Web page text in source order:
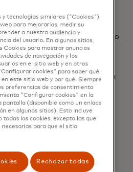
que aprovechaban
patentados para
predictivas en
de medios, comercio
médica.
en Artes en
College y una Maestría
Empresas en Marketing de
nueva
y tecnologías similares ("Cookies")
para mejorarlos, medir su
a nuestra audiencia y
del usuario. En algunos sitios,
Cookies para mostrar anuncios
de navegación y los
en el sitio web y en otros
cookies" para saber qué
este sitio web y por qué. Siempre
preferencias de consentimiento
"Configurar cookies" en la
pantalla (disponible como un enlace
en algunos sitios). Esto incluye
todas las cookies, excepto las que
para que el sitio
Rechazar todas